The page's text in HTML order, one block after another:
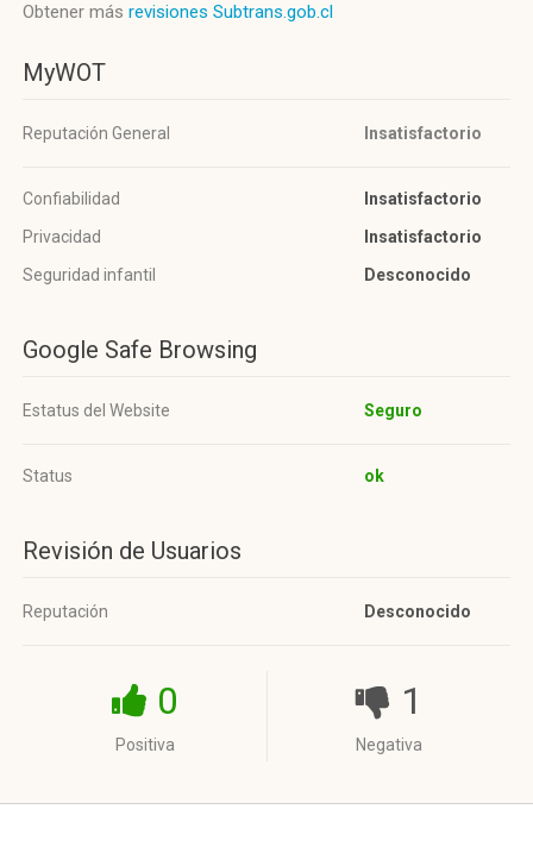
Obtener más revisiones Subtrans.gob.cl
MyWOT
Reputación General Insatisfactorio
Confiabilidad
Insatisfactorio
Privacidad
Insatisfactorio
Seguridad infantil
Desconocido
Google Safe Browsing
Estatus del Website Seguro
Status ok
Revisión de Usuarios
Reputación Desconocido
0
Positiva
1
Negativa